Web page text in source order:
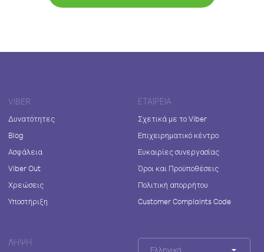
VIBER
Δυνατότητες
Blog
Ασφάλεια
Viber Out
Χρεώσεις
Υποστήριξη
ΕΤΑΙΡΕΊΑ
Σχετικά με το Viber
Επιχειρηματικό κέντρο
Ευκαιρίες συνεργασίας
Όροι και Προϋποθέσεις
Πολιτική απορρήτου
Customer Complaints Code
ΛΉΨΗ
Ελληνικά